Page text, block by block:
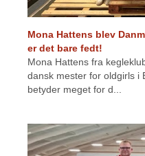
Mona Hattens blev
er det bare fedt!
Mona Hattens fra
dansk mester for oldgirls i
betyder meget for d...